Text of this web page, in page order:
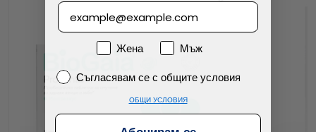
ПолЖена
Мъж
Съгласявам се с общите условия
Съгласявам се с общите условия
ОБЩИ УСЛОВИЯ